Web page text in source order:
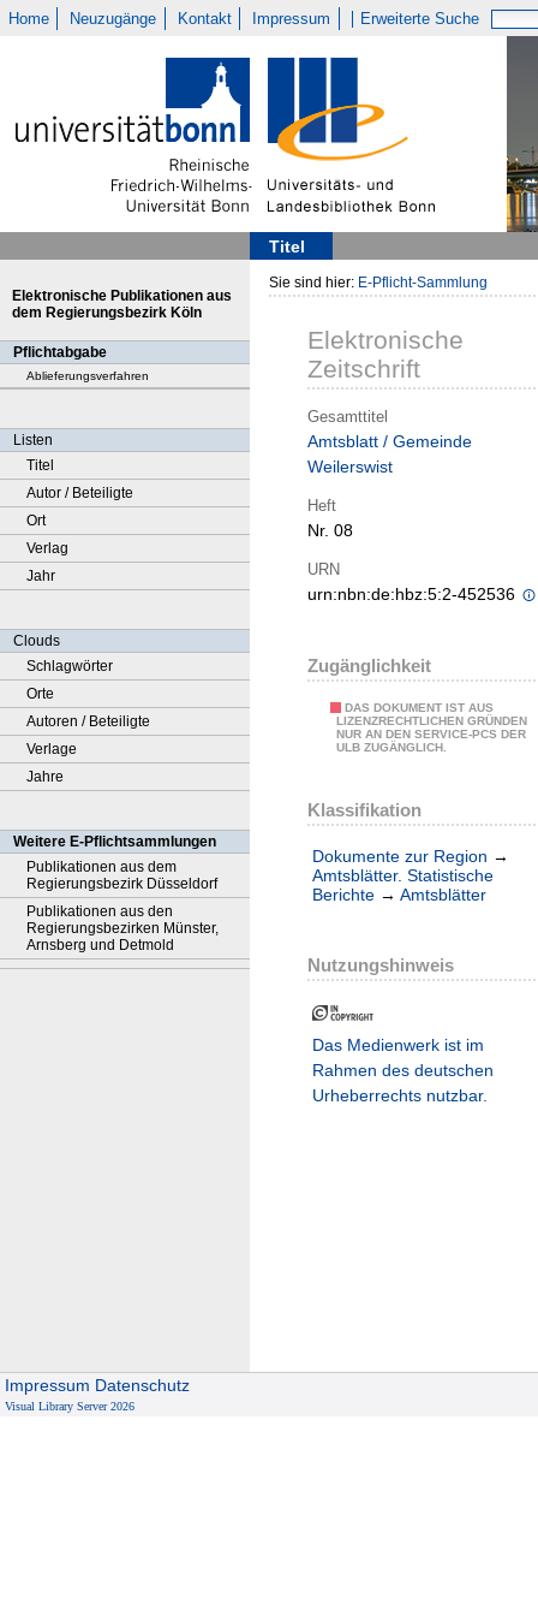
Home Neuzugänge Kontakt Impressum Erweiterte Suche
Titel
Elektronische Publikationen aus
dem Regierungsbezirk Köln
Pflichtabgabe
Ablieferungsverfahren
Listen
Titel
Autor / Beteiligte
Ort
Verlag
Jahr
Clouds
Schlagwörter
Orte
Autoren / Beteiligte
Verlage
Jahre
Weitere E-Pflichtsammlungen
Publikationen aus dem
Regierungsbezirk Düsseldorf
Publikationen aus den
Regierungsbezirken Münster,
Arnsberg und Detmold
Sie sind hier: E-Pflicht-Sammlung
Elektronische
Zeitschrift
Gesamttitel
Amtsblatt / Gemeinde
Weilerswist
Heft
Nr. 08
URN
urn:nbn:de:hbz:5:2-452536
Zugänglichkeit
DAS DOKUMENT IST AUS
LIZENZRECHTLICHEN GRÜNDEN
NUR AN DEN SERVICE-PCS DER
ULB ZUGÄNGLICH.
Klassifikation
Dokumente zur Region →
Amtsblätter. Statistische
Berichte → Amtsblätter
Nutzungshinweis
Das Medienwerk ist im
Rahmen des deutschen
Urheberrechts nutzbar.
Impressum Datenschutz
Visual Library Server 2026